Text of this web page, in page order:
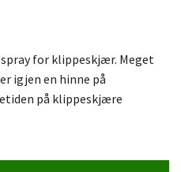
for klippeskjær. Meget
igjen en hinne på
på klippeskjære